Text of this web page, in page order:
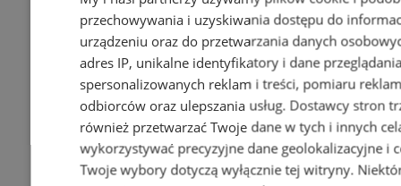
przechowywania i uzyskiwania dostępu do
urządzeniu oraz do przetwarzania danych
adres IP, unikalne identyfikatory i dane
spersonalizowanych reklam i treści, pomiaru
odbiorców oraz ulepszania usług. Dostawcy stron
również przetwarzać Twoje dane w tych i innych
wykorzystywać precyzyjne dane geolokalizacyjne i
Twoje wybory dotyczą wyłącznie tej witryny.